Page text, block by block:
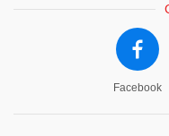
Facebook